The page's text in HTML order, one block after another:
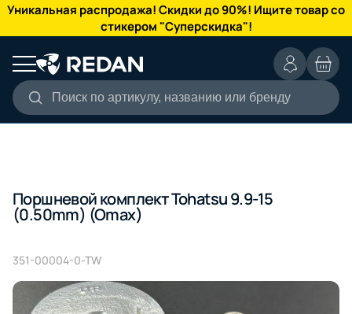
Уникальная распродажа! Скидки до 90%! Ищите товар со
стикером "Суперскидка"!
Поиск по артикулу, названию или бренду
КАТАЛОГ
Поршневой комплект Tohatsu 9.9-15
(0.50mm) (Omax)
351-00004-0-TW